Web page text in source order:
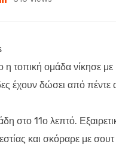
η τοπική ομάδα νίκησε
έχουν δώσει από
στο 11ο λεπτό.
και σκόραρε με